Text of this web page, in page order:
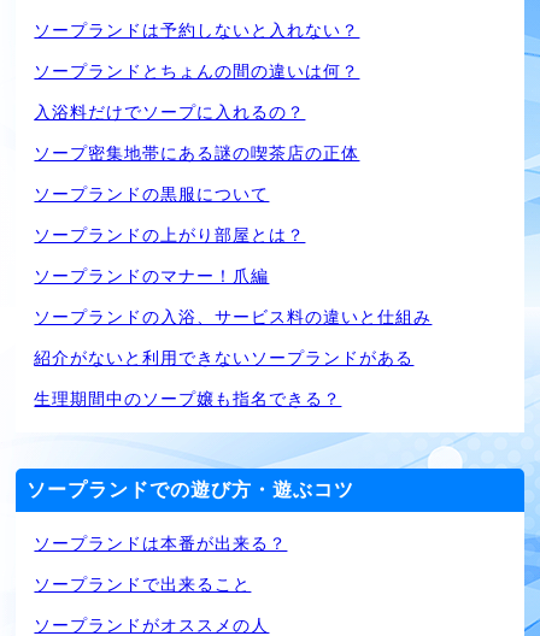
ソープランドは予約しないと入れない？
ソープランドとちょんの間の違いは何？
入浴料だけでソープに入れるの？
ソープ密集地帯にある謎の喫茶店の正体
ソープランドの黒服について
ソープランドの上がり部屋とは？
ソープランドのマナー！爪編
ソープランドの入浴、サービス料の違いと仕組み
紹介がないと利用できないソープランドがある
生理期間中のソープ嬢も指名できる？
ソープランドでの遊び方・遊ぶコツ
ソープランドは本番が出来る？
ソープランドで出来ること
ソープランドがオススメの人